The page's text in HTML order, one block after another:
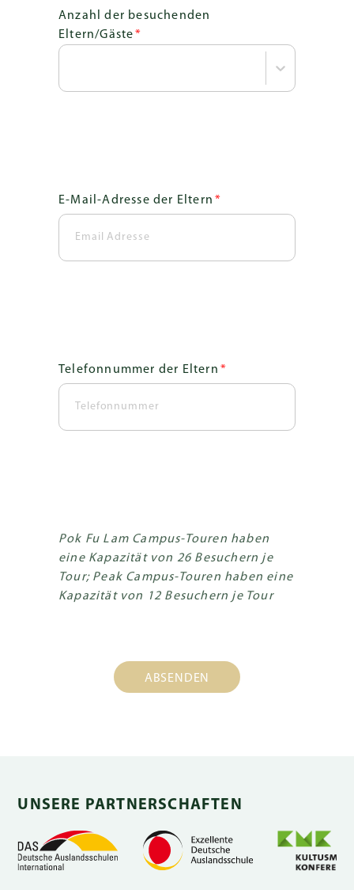
Anzahl der besuchenden
Eltern/Gäste *
E-Mail-Adresse der Eltern *
Telefonnummer der Eltern *
Pok Fu Lam Campus-Touren haben
eine Kapazität von 26 Besuchern je
Tour; Peak Campus-Touren haben eine
Kapazität von 12 Besuchern je Tour
ABSENDEN
UNSERE PARTNERSCHAFTEN